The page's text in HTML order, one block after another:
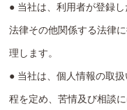
● 当社は、利用者が登録
法律その他関係する法律
理します。
● 当社は、個人情報の取
程を定め、苦情及び相談